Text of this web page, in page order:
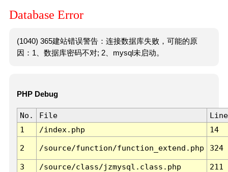
Database Error
(1040) 365建站错误警告：连接数据库失败，可能的原
因：1、数据库密码不对; 2、mysql未启动。
PHP Debug
No. File
Line
1
/index.php 14
2 /source/function/function_extend.php 324
3 /source/class/jzmysql.class.php
211